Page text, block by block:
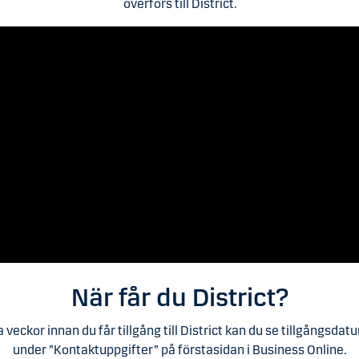
överförs till District.
När får du District?
veckor innan du får tillgång till District kan du se
under ”Kontaktuppgifter” på förstasidan i Business Online.